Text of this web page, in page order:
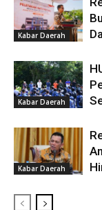
Kabar Daerah
Kabar Daerah
Kabar Daerah